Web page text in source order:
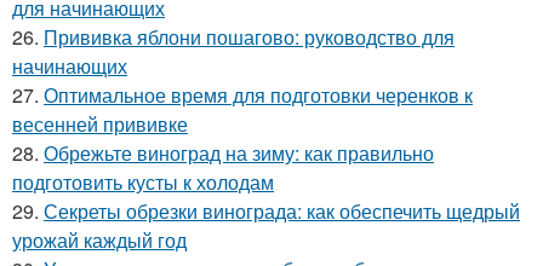
для начинающих
26. Прививка яблони пошагово: руководство для
начинающих
27. Оптимальное время для подготовки черенков к
весенней прививке
28. Обрежьте виноград на зиму: как правильно
подготовить кусты к холодам
29. Секреты обрезки винограда: как обеспечить щедрый
урожай каждый год